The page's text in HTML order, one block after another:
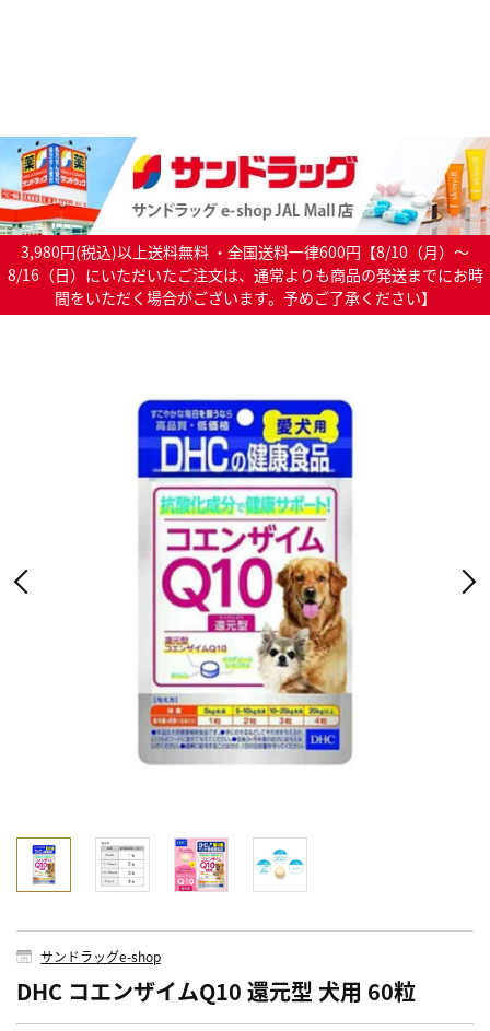
3,980円(税込)以上送料無料 ・全国送料一律600円【8/10（月）～
8/16（日）にいただいたご注文は、通常よりも商品の発送までにお時
間をいただく場合がございます。予めご了承ください】
サンドラッグe-shop
DHC コエンザイムQ10 還元型 犬用 60粒